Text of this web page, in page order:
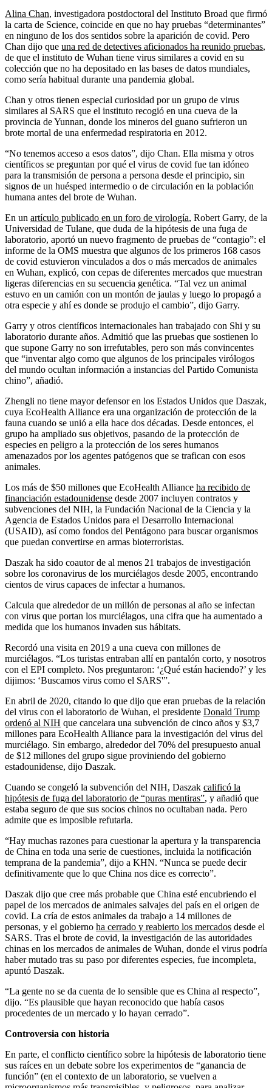
Alina Chan, investigadora postdoctoral del Instituto Broad que firmó
la carta de Science, coincide en que no hay pruebas “determinantes”
en ninguno de los dos sentidos sobre la aparición de covid. Pero
Chan dijo que una red de detectives aficionados ha reunido pruebas,
de que el instituto de Wuhan tiene virus similares a covid en su
colección que no ha depositado en las bases de datos mundiales,
como sería habitual durante una pandemia global.
Chan y otros tienen especial curiosidad por un grupo de virus
similares al SARS que el instituto recogió en una cueva de la
provincia de Yunnan, donde los mineros del guano sufrieron un
brote mortal de una enfermedad respiratoria en 2012.
“No tenemos acceso a esos datos”, dijo Chan. Ella misma y otros
científicos se preguntan por qué el virus de covid fue tan idóneo
para la transmisión de persona a persona desde el principio, sin
signos de un huésped intermedio o de circulación en la población
humana antes del brote de Wuhan.
En un artículo publicado en un foro de virología, Robert Garry, de la
Universidad de Tulane, que duda de la hipótesis de una fuga de
laboratorio, aportó un nuevo fragmento de pruebas de “contagio”: el
informe de la OMS muestra que algunos de los primeros 168 casos
de covid estuvieron vinculados a dos o más mercados de animales
en Wuhan, explicó, con cepas de diferentes mercados que muestran
ligeras diferencias en su secuencia genética. “Tal vez un animal
estuvo en un camión con un montón de jaulas y luego lo propagó a
otra especie y ahí es donde se produjo el cambio”, dijo Garry.
Garry y otros científicos internacionales han trabajado con Shi y su
laboratorio durante años. Admitió que las pruebas que sostienen lo
que supone Garry no son irrefutables, pero son más convincentes
que “inventar algo como que algunos de los principales virólogos
del mundo ocultan información a instancias del Partido Comunista
chino”, añadió.
Zhengli no tiene mayor defensor en los Estados Unidos que Daszak,
cuya EcoHealth Alliance era una organización de protección de la
fauna cuando se unió a ella hace dos décadas. Desde entonces, el
grupo ha ampliado sus objetivos, pasando de la protección de
especies en peligro a la protección de los seres humanos
amenazados por los agentes patógenos que se trafican con esos
animales.
Los más de $50 millones que EcoHealth Alliance ha recibido de
financiación estadounidense desde 2007 incluyen contratos y
subvenciones del NIH, la Fundación Nacional de la Ciencia y la
Agencia de Estados Unidos para el Desarrollo Internacional
(USAID), así como fondos del Pentágono para buscar organismos
que puedan convertirse en armas bioterroristas.
Daszak ha sido coautor de al menos 21 trabajos de investigación
sobre los coronavirus de los murciélagos desde 2005, encontrando
cientos de virus capaces de infectar a humanos.
Calcula que alrededor de un millón de personas al año se infectan
con virus que portan los murciélagos, una cifra que ha aumentado a
medida que los humanos invaden sus hábitats.
Recordó una visita en 2019 a una cueva con millones de
murciélagos. “Los turistas entraban allí en pantalón corto, y nosotros
con el EPI completo. Nos preguntaron: ‘¿Qué están haciendo?’ y les
dijimos: ‘Buscamos virus como el SARS'”.
En abril de 2020, citando lo que dijo que eran pruebas de la relación
del virus con el laboratorio de Wuhan, el presidente Donald Trump
ordenó al NIH que cancelara una subvención de cinco años y $3,7
millones para EcoHealth Alliance para la investigación del virus del
murciélago. Sin embargo, alrededor del 70% del presupuesto anual
de $12 millones del grupo sigue proviniendo del gobierno
estadounidense, dijo Daszak.
Cuando se congeló la subvención del NIH, Daszak calificó la
hipótesis de fuga del laboratorio de “puras mentiras”, y añadió que
estaba seguro de que sus socios chinos no ocultaban nada. Pero
admite que es imposible refutarla.
“Hay muchas razones para cuestionar la apertura y la transparencia
de China en toda una serie de cuestiones, incluida la notificación
temprana de la pandemia”, dijo a KHN. “Nunca se puede decir
definitivamente que lo que China nos dice es correcto”.
Daszak dijo que cree más probable que China esté encubriendo el
papel de los mercados de animales salvajes del país en el origen de
covid. La cría de estos animales da trabajo a 14 millones de
personas, y el gobierno ha cerrado y reabierto los mercados desde el
SARS. Tras el brote de covid, la investigación de las autoridades
chinas en los mercados de animales de Wuhan, donde el virus podría
haber mutado tras su paso por diferentes especies, fue incompleta,
apuntó Daszak.
“La gente no se da cuenta de lo sensible que es China al respecto”,
dijo. “Es plausible que hayan reconocido que había casos
procedentes de un mercado y lo hayan cerrado”.
Controversia con historia
En parte, el conflicto científico sobre la hipótesis de laboratorio tiene
sus raíces en un debate sobre los experimentos de “ganancia de
función” (en el contexto de un laboratorio, se vuelven a